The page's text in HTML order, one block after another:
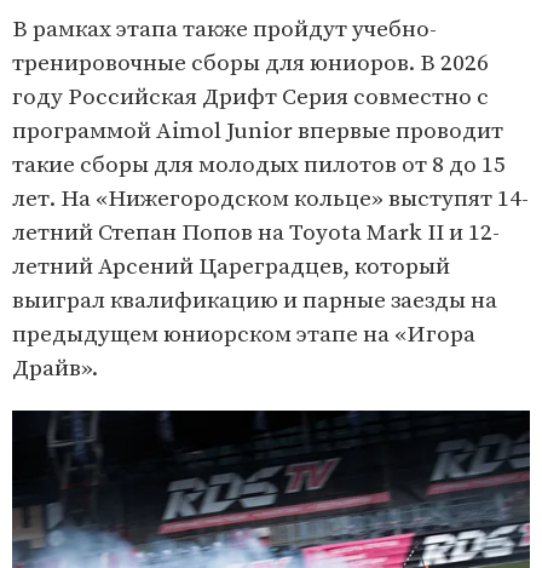
В рамках этапа также пройдут учебно-
тренировочные сборы для юниоров. В 2026
году Российская Дрифт Серия совместно с
программой Aimol Junior впервые проводит
такие сборы для молодых пилотов от 8 до 15
лет. На «Нижегородском кольце» выступят 14-
летний Степан Попов на Toyota Mark II и 12-
летний Арсений Цареградцев, который
выиграл квалификацию и парные заезды на
предыдущем юниорском этапе на «Игора
Драйв».